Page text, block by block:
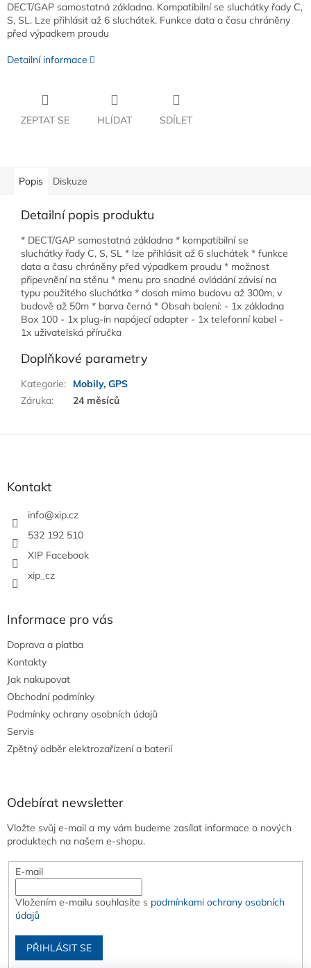
DECT/GAP samostatná základna. Kompatibilní se sluchátky řady C,
S, SL. Lze přihlásit až 6 sluchátek. Funkce data a času chráněny
před výpadkem proudu
Detailní informace
ZEPTAT SE HLÍDAT SDÍLET
Popis Diskuze
Detailní popis produktu
* DECT/GAP samostatná základna * kompatibilní se
sluchátky řady C, S, SL * lze přihlásit až 6 sluchátek * funkce
data a času chráněny před výpadkem proudu * možnost
připevnění na stěnu * menu pro snadné ovládání závisí na
typu použitého sluchátka * dosah mimo budovu až 300m, v
budově až 50m * barva černá * Obsah balení: - 1x základna
Box 100 - 1x plug-in napájecí adapter - 1x telefonní kabel -
1x uživatelská příručka
Doplňkové parametry
Kategorie:
Mobily, GPS
Záruka: 24 měsíců
Kontakt
info@xip.cz
532 192 510
XIP Facebook
xip_cz
Informace pro vás
Doprava a platba
Kontakty
Jak nakupovat
Obchodní podmínky
Podmínky ochrany osobních údajů
Servis
Zpětný odběr elektrozařízení a baterií
Odebírat newsletter
Vložte svůj e-mail a my vám budeme zasílat informace o nových
produktech na našem e-shopu.
E-mail
Vložením e-mailu souhlasíte s podmínkami ochrany osobních
údajů
PŘIHLÁSIT SE